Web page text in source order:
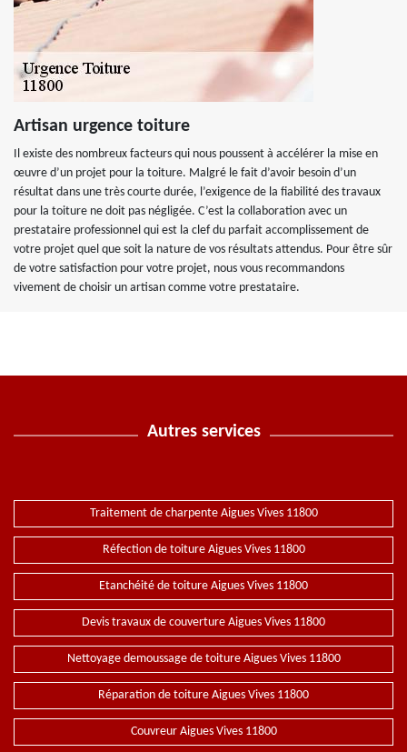
Artisan urgence toiture
Il existe des nombreux facteurs qui nous poussent à accélérer la mise en
œuvre d’un projet pour la toiture. Malgré le fait d’avoir besoin d’un
résultat dans une très courte durée, l’exigence de la fiabilité des travaux
pour la toiture ne doit pas négligée. C’est la collaboration avec un
prestataire professionnel qui est la clef du parfait accomplissement de
votre projet quel que soit la nature de vos résultats attendus. Pour être sûr
de votre satisfaction pour votre projet, nous vous recommandons
vivement de choisir un artisan comme votre prestataire.
Autres services
Traitement de charpente Aigues Vives 11800
Réfection de toiture Aigues Vives 11800
Etanchéité de toiture Aigues Vives 11800
Devis travaux de couverture Aigues Vives 11800
Nettoyage demoussage de toiture Aigues Vives 11800
Réparation de toiture Aigues Vives 11800
Couvreur Aigues Vives 11800